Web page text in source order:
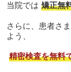
当院では 矯正無
さらに、患者さ
よう、
精密検査を無料